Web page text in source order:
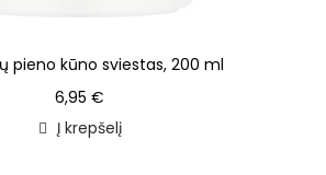
pieno kūno sviestas, 200 ml
6,95€
Į krepšelį